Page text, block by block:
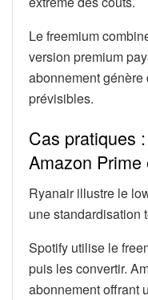
Le freemium
version premium
abonnement génère
prévisibles.
Cas pratiques
Amazon Prime
Ryanair illustre le
une standardisation
Spotify utilise le
puis les convertir.
abonnement offrant